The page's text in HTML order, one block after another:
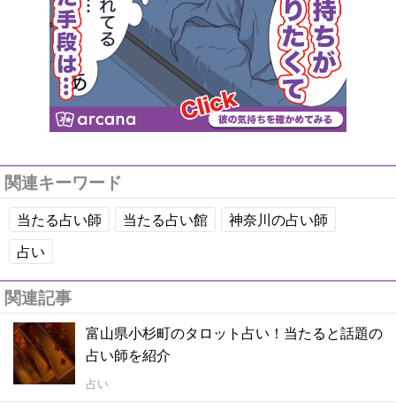
関連キーワード
当たる占い師 当たる占い館
神奈川の占い師
占い
関連記事
富山県小杉町のタロット占い！当たると話題の
占い師を紹介
占い